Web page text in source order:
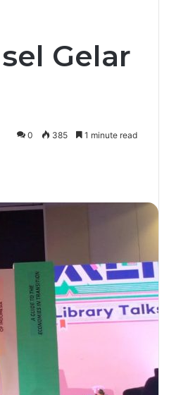
Gelar
0 385 1 minute read